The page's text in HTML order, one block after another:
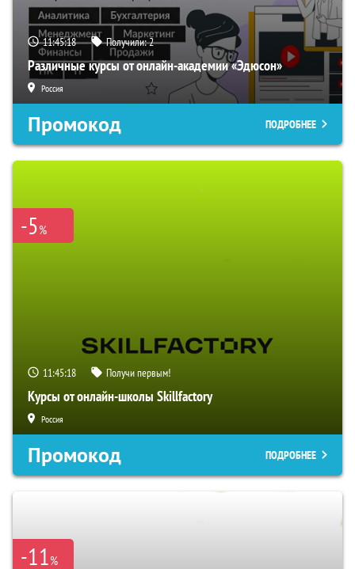
11:45:17 Получили:2
Различные курсы от онлайн-академии «Эдюсон»
Россия
Промокод ПОДРОБНЕЕ
-5%
11:45:17 Получи первым!
Курсы от онлайн-школы Skillfactory
Россия
Промокод ПОДРОБНЕЕ
-11%